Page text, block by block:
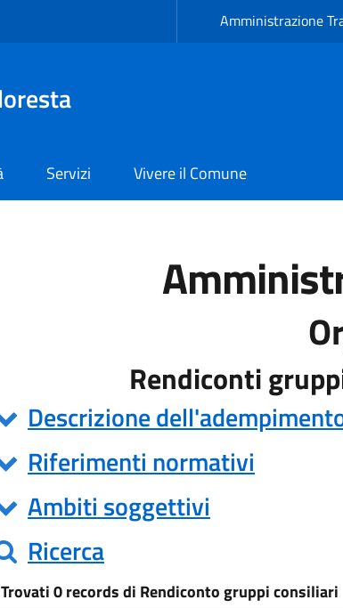
Amministrazione
Servizi Vivere il Comune
Rendiconti
Descrizione
Riferimenti normativi
Ambiti soggettivi
Ricerca
Trovati 0 records di Rendiconto gruppi consiliari